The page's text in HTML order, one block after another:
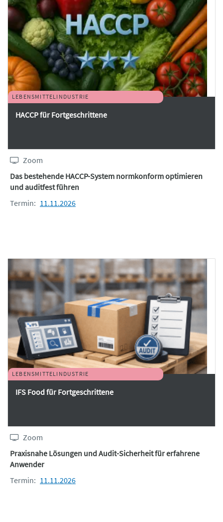
LEBENSMITTELINDUSTRIE
HACCP für Fortgeschrittene
Zoom
Das bestehende HACCP-System normkonform optimieren
und auditfest führen
Termin: 11.11.2026
LEBENSMITTELINDUSTRIE
IFS Food für Fortgeschrittene
Zoom
Praxisnahe Lösungen und Audit-Sicherheit für erfahrene
Anwender
Termin: 11.11.2026